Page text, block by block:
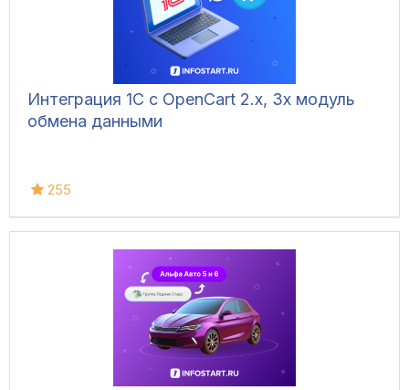
Интеграция 1С с OpenCart 2.x, 3x модуль
обмена данными
255